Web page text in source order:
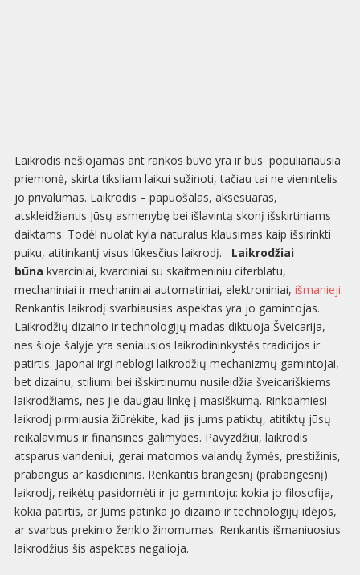
Laikrodis nešiojamas ant rankos buvo yra ir bus populiariausia
priemonė, skirta tiksliam laikui sužinoti, tačiau tai ne vienintelis
jo privalumas. Laikrodis – papuošalas, aksesuaras,
atskleidžiantis Jūsų asmenybę bei išlavintą skonį išskirtiniams
daiktams. Todėl nuolat kyla naturalus klausimas kaip išsirinkti
puiku, atitinkantį visus lūkesčius laikrodį. Laikrodžiai
būna kvarciniai, kvarciniai su skaitmeniniu ciferblatu,
mechaniniai ir mechaniniai automatiniai, elektroniniai, išmanieji.
Renkantis laikrodį svarbiausias aspektas yra jo gamintojas.
Laikrodžių dizaino ir technologijų madas diktuoja Šveicarija,
nes šioje šalyje yra seniausios laikrodininkystės tradicijos ir
patirtis. Japonai irgi neblogi laikrodžių mechanizmų gamintojai,
bet dizainu, stiliumi bei išskirtinumu nusileidžia šveicariškiems
laikrodžiams, nes jie daugiau linkę į masiškumą. Rinkdamiesi
laikrodį pirmiausia žiūrėkite, kad jis jums patiktų, atitiktų jūsų
reikalavimus ir finansines galimybes. Pavyzdžiui, laikrodis
atsparus vandeniui, gerai matomos valandų žymės, prestižinis,
prabangus ar kasdieninis. Renkantis brangesnį (prabangesnį)
laikrodį, reikėtų pasidomėti ir jo gamintoju: kokia jo filosofija,
kokia patirtis, ar Jums patinka jo dizaino ir technologijų idėjos,
ar svarbus prekinio ženklo žinomumas. Renkantis išmaniuosius
laikrodžius šis aspektas negalioja.